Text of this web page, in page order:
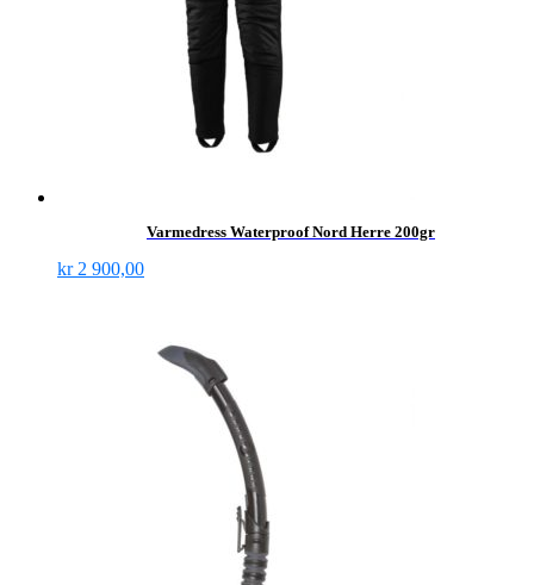
Varmedress Waterproof Nord Herre 200gr
kr2 900,00